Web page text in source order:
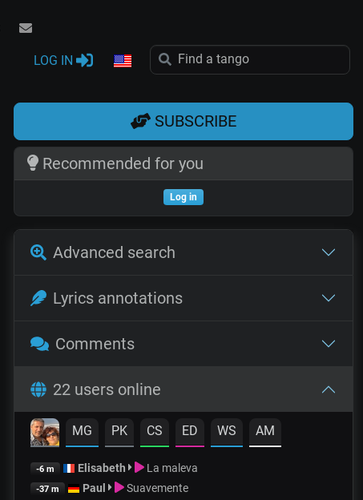
LOG IN
SUBSCRIBE
Recommended for you
Log in
Advanced search
Lyrics annotations
Comments
22 users online
MG PK CS ED WS AM
-6 m Elisabeth La maleva
-37 m Paul Suavemente